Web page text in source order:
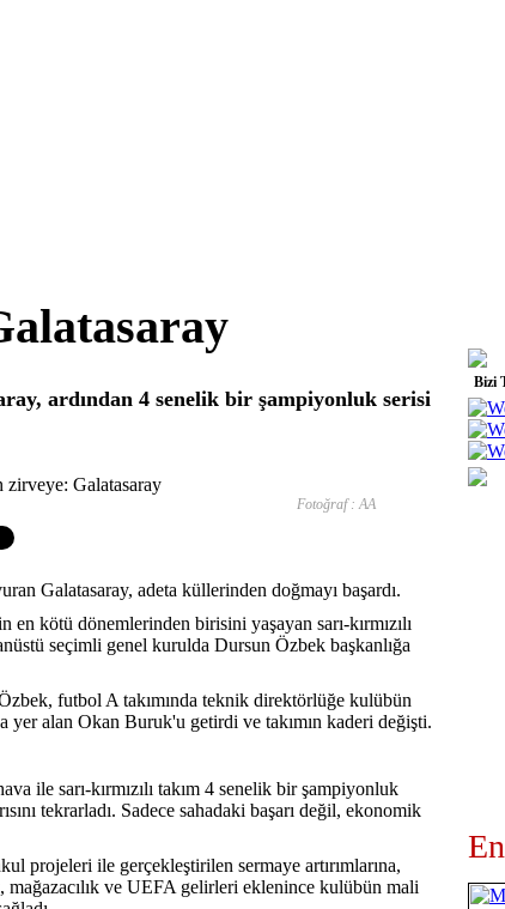
ardından 4 senelik bir şampiyonluk serisi
Fotoğraf : AA
Galatasaray, adeta küllerinden doğmayı başardı.
kötü dönemlerinden birisini yaşayan sarı-kırmızılı
seçimli genel kurulda Dursun Özbek başkanlığa
futbol A takımında teknik direktörlüğe kulübün
yer alan Okan Buruk'u getirdi ve takımın kaderi değişti.
ile sarı-kırmızılı takım 4 senelik bir şampiyonluk
tekrarladı. Sadece sahadaki başarı değil, ekonomik
projeleri ile gerçekleştirilen sermaye artırımlarına,
mağazacılık ve UEFA gelirleri eklenince kulübün mali
Bizi